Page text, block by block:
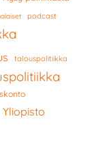
podcast
talouspolitiikka
Yliopisto